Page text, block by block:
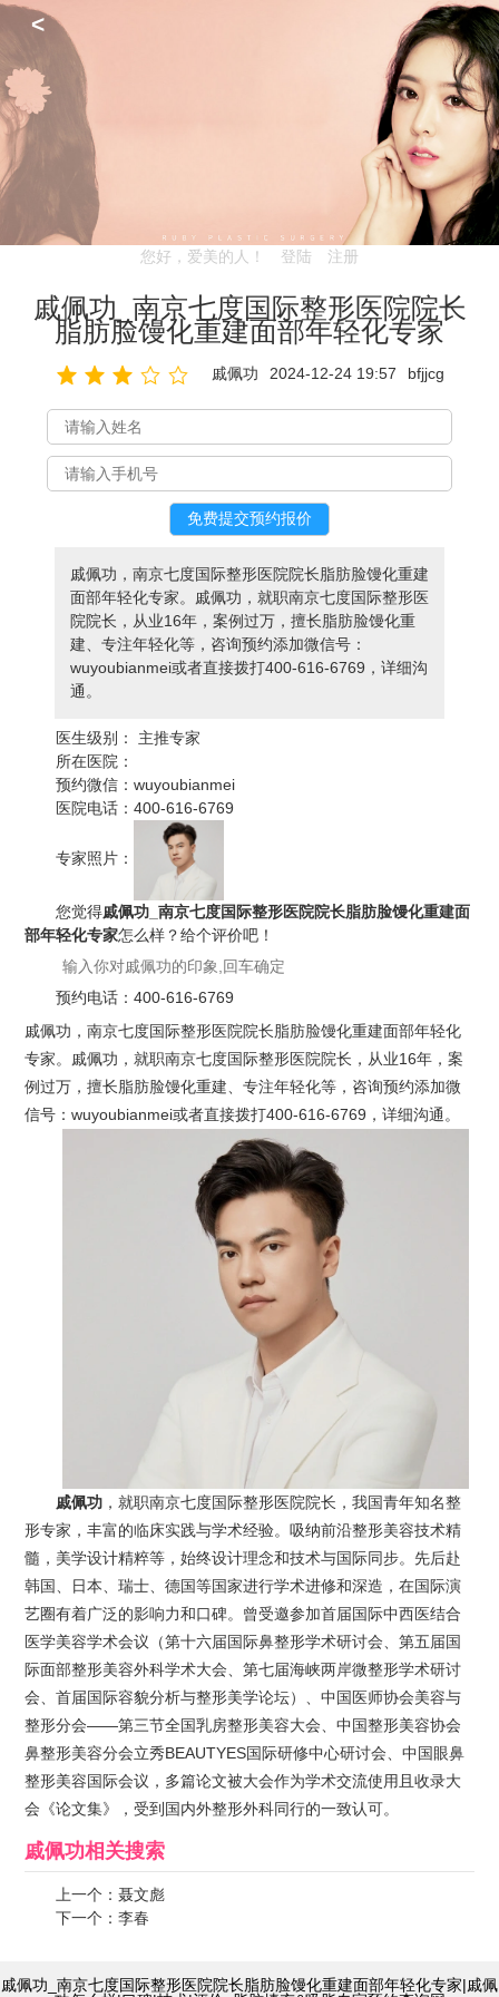
<
您好，爱美的人！ 登陆 注册
戚佩功_南京七度国际整形医院院长
脂肪脸馒化重建面部年轻化专家
戚佩功 2024-12-24 19:57 bfjjcg
戚佩功，南京七度国际整形医院院长脂肪脸馒化重建
面部年轻化专家。戚佩功，就职南京七度国际整形医
院院长，从业16年，案例过万，擅长脂肪脸馒化重
建、专注年轻化等，咨询预约添加微信号：
wuyoubianmei或者直接拨打400-616-6769，详细沟
通。
医生级别：
主推专家
所在医院：
预约微信：wuyoubianmei
医院电话：400-616-6769
专家照片：
您觉得戚佩功_南京七度国际整形医院院长脂肪脸馒化重建面
部年轻化专家怎么样？给个评价吧！
预约电话：400-616-6769
戚佩功，南京七度国际整形医院院长脂肪脸馒化重建面部年轻化
专家。戚佩功，就职南京七度国际整形医院院长，从业16年，案
例过万，擅长脂肪脸馒化重建、专注年轻化等，咨询预约添加微
信号：wuyoubianmei或者直接拨打400-616-6769，详细沟通。
戚佩功 ，就职南京七度国际整形医院院长，我国青年知名整
形专家，丰富的临床实践与学术经验。吸纳前沿整形美容技术精
髓，美学设计精粹等，始终设计理念和技术与国际同步。先后赴
韩国、日本、瑞士、德国等国家进行学术进修和深造，在国际演
艺圈有着广泛的影响力和口碑。曾受邀参加首届国际中西医结合
医学美容学术会议（第十六届国际鼻整形学术研讨会、第五届国
际面部整形美容外科学术大会、第七届海峡两岸微整形学术研讨
会、首届国际容貌分析与整形美学论坛）、中国医师协会美容与
整形分会——第三节全国乳房整形美容大会、中国整形美容协会
鼻整形美容分会立秀BEAUTYES国际研修中心研讨会、中国眼鼻
整形美容国际会议，多篇论文被大会作为学术交流使用且收录大
会《论文集》，受到国内外整形外科同行的一致认可。
戚佩功相关搜索
上一个：聂文彪
下一个：李春
戚佩功_南京七度国际整形医院院长脂肪脸馒化重建面部年轻化专家|戚佩